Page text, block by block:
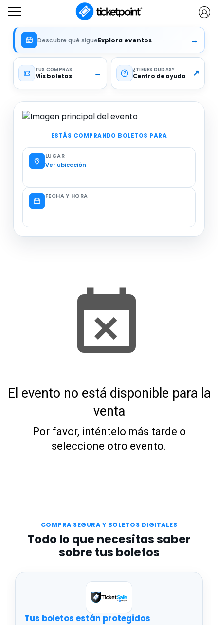
Descubre qué sigueExplora eventos →
TUS COMPRAS
Mis boletos → ¿TIENES DUDAS
Centro de ayuda ↗
ESTÁS COMPRANDO BOLETOS PARA
LUGAR
Ver ubicación
FECHA Y HORA
El evento no está disponible para la
venta
Por favor, inténtelo más tarde o
seleccione otro evento.
COMPRA SEGURA Y BOLETOS DIGITALES
Todo lo que necesitas saber
sobre tus boletos
Tus boletos están protegidos